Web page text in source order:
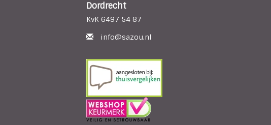
Dordrecht
KvK 6497 54 87
info@sazou.nl